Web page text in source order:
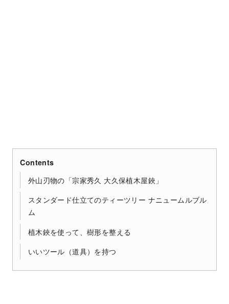
Contents
外山刃物の「宗家秀久 大久保植木屋鋏」
スタンダード仕立てのティーツリー ナニュームルブル
ム
植木鋏を使って、樹形を整える
いいツール（道具）を持つ